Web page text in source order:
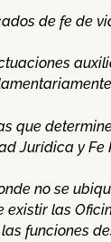
de fe de
que
Jurídica y Fe
no se
existir las
funciones